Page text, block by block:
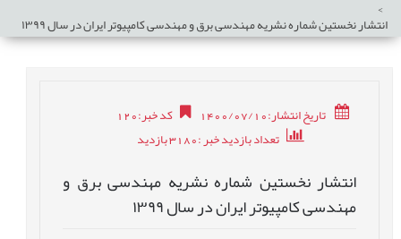
انتشار نخستین شماره نشریه مهندسی برق و مهندسی کامپیوتر ایران در سال ۱۳۹۹
تاریخ انتشار:1400/07/10 کد خبر:
120
تعداد بازدید خبر:3180 بازدید
انتشار نخستین شماره نشریه مهندسی برق و
مهندسی کامپیوتر ایران در سال ۱۳۹۹